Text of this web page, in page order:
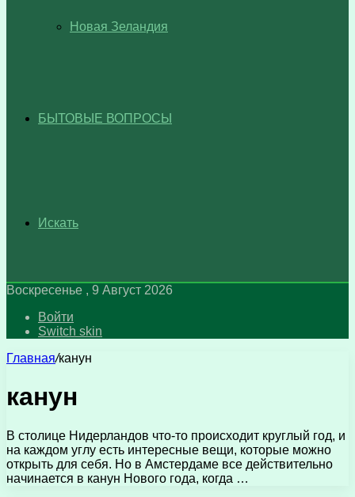
Новая Зеландия
БЫТОВЫЕ ВОПРОСЫ
Искать
Воскресенье , 9 Август 2026
Войти
Switch skin
Главная/канун
канун
В столице Нидерландов что-то происходит круглый год, и
на каждом углу есть интересные вещи, которые можно
открыть для себя. Но в Амстердаме все действительно
начинается в канун Нового года, когда …